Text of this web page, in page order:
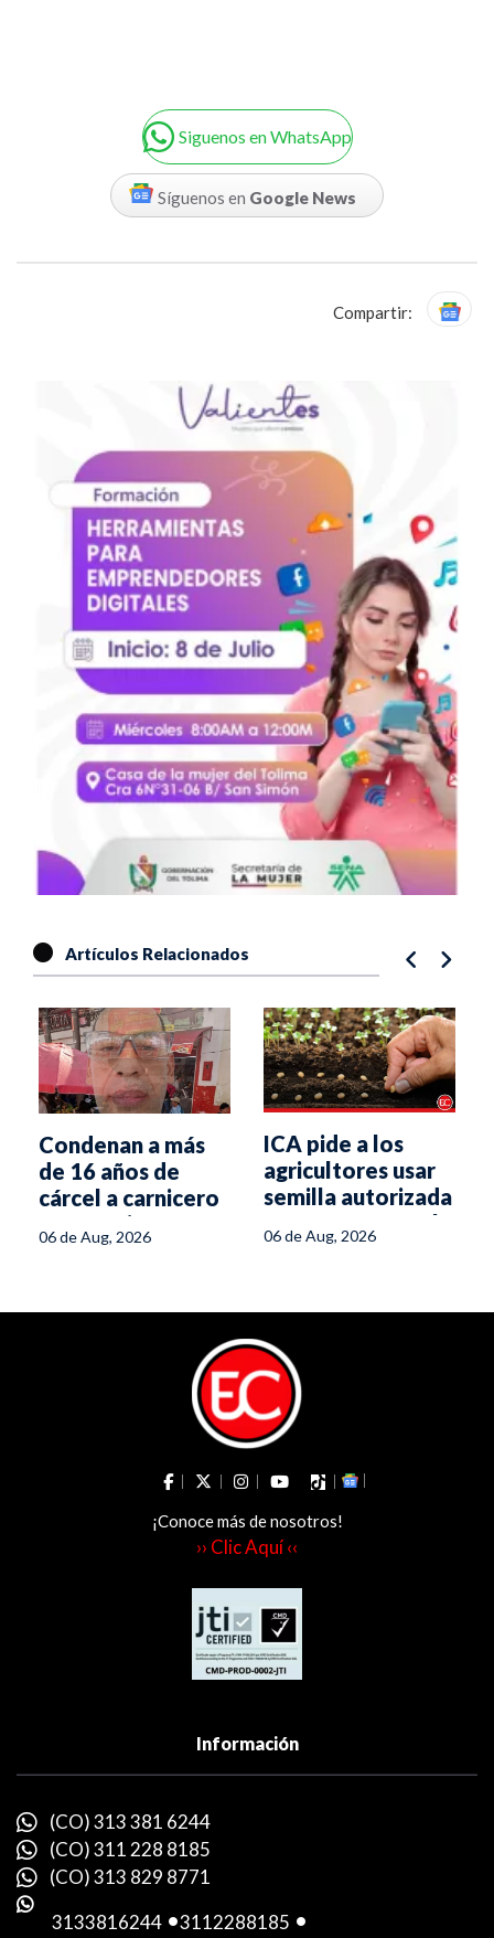
Siguenos en WhatsApp
Síguenos en Google News
Compartir:
Artículos Relacionados
Condenan a más
de 16 años de
cárcel a carnicero
que asesinó a
cobrador en
06 de Aug, 2026
ICA pide a los
agricultores usar
semilla autorizada
para enfrentar el
fenómeno de El
06 de Aug, 2026
¡Conoce más de nosotros!
›› Clic Aquí ‹‹
Información
(CO) 313 381 6244
(CO) 311 228 8185
(CO) 313 829 8771
3133816244 -3112288185 -